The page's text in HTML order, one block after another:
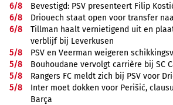
6/8
Bevestigd: PSV presenteert Filip
6/8
Driouech staat open voor transfer
6/8
Tillman haalt vernietigend uit en
verblijf bij Leverkusen
5/8
PSV en Veerman weigeren
5/8
Bouhoudane vervolgt carrière bij SC
5/8
Rangers FC meldt zich bij PSV voor
5/8
Inter moet dokken voor Perišić,
Barça